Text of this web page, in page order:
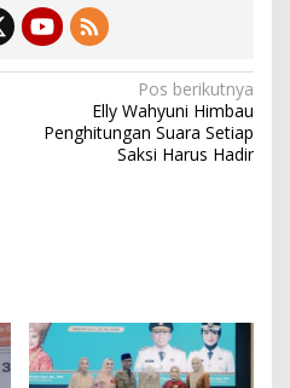
Pos berikutnya
Elly Wahyuni Himbau
Penghitungan Suara Setiap
Saksi Harus Hadir